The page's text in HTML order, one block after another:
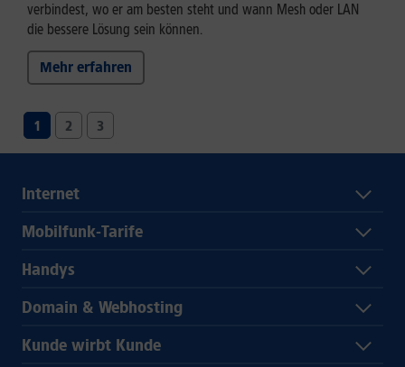
verbindest, wo er am besten steht und wann Mesh oder LAN
die bessere Lösung sein können.
Mehr erfahren
1 2 3
Internet
Mobilfunk-Tarife
Handys
Domain & Webhosting
Kunde wirbt Kunde